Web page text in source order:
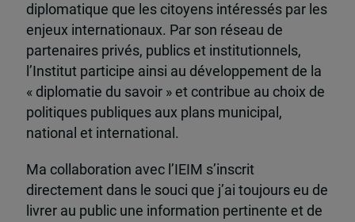
diplomatique que les citoyens intéressés par les
enjeux internationaux. Par son réseau de
partenaires privés, publics et institutionnels,
l’Institut participe ainsi au développement de la
« diplomatie du savoir » et contribue au choix de
politiques publiques aux plans municipal,
national et international.
Ma collaboration avec l’IEIM s’inscrit
directement dans le souci que j’ai toujours eu de
livrer au public une information pertinente et de